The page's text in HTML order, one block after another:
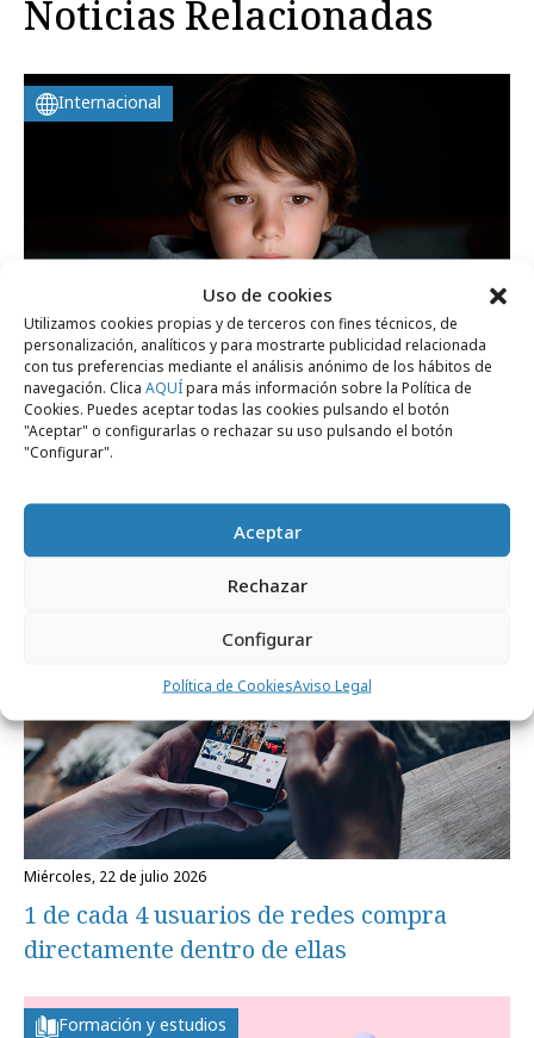
Uso de cookies
Utilizamos cookies propias y de terceros con fines técnicos, de
personalización, analíticos y para mostrarte publicidad relacionada
con tus preferencias mediante el análisis anónimo de los hábitos de
navegación. Clica AQUÍpara más información sobre la Política de
Cookies. Puedes aceptar todas las cookies pulsando el botón
"Aceptar" o configurarlas o rechazar su uso pulsando el botón
"Configurar".
Aceptar
Rechazar
Configurar
Política de CookiesAviso Legal
Noticias Relacionadas
Internacional
viernes, 24 de julio 2026
Francia aprueba la prohibición de las
Formación y estudios
miércoles, 22 de julio 2026
1 de cada 4 usuarios de redes compra
directamente dentro de ellas
Formación y estudios